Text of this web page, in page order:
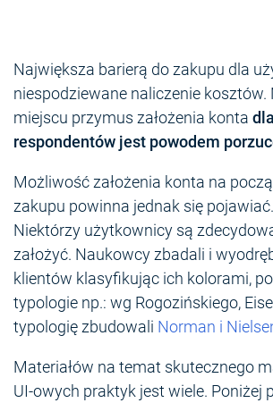
Największa barierą do zakupu dla
niespodziewane naliczenie kosztów.
miejscu przymus założenia konta
respondentów jest powodem
Możliwość założenia konta na
zakupu powinna jednak się
Niektórzy użytkownicy są
założyć. Naukowcy zbadali i
klientów klasyfikując ich kolorami,
typologie np.: wg Rogozińskiego,
typologię zbudowali Norman i
Materiałów na temat skutecznego
UI-owych praktyk jest wiele. Poniżej